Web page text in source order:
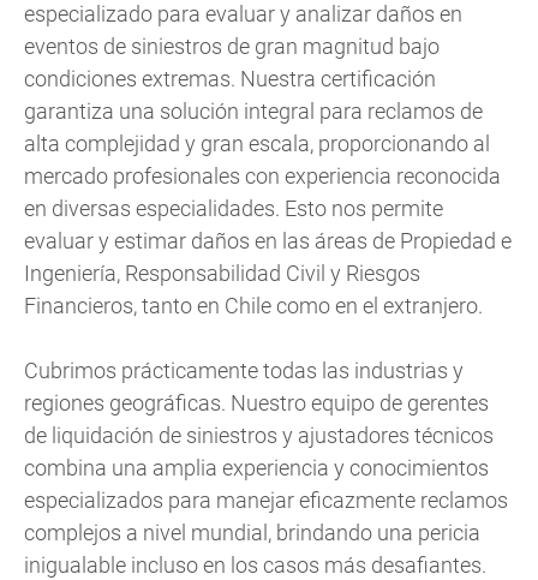
especializado para evaluar y analizar daños en
eventos de siniestros de gran magnitud bajo
condiciones extremas. Nuestra certificación
garantiza una solución integral para reclamos de
alta complejidad y gran escala, proporcionando al
mercado profesionales con experiencia reconocida
en diversas especialidades. Esto nos permite
evaluar y estimar daños en las áreas de Propiedad e
Ingeniería, Responsabilidad Civil y Riesgos
Financieros, tanto en Chile como en el extranjero.
Cubrimos prácticamente todas las industrias y
regiones geográficas. Nuestro equipo de gerentes
de liquidación de siniestros y ajustadores técnicos
combina una amplia experiencia y conocimientos
especializados para manejar eficazmente reclamos
complejos a nivel mundial, brindando una pericia
inigualable incluso en los casos más desafiantes.